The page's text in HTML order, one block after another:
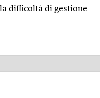
difficoltà di gestione